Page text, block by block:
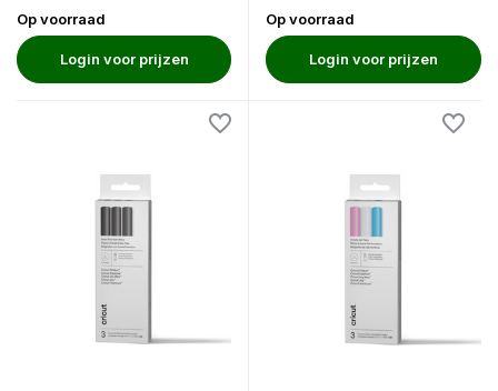
Op voorraad
Login voor prijzen
Op voorraad
Login voor prijzen